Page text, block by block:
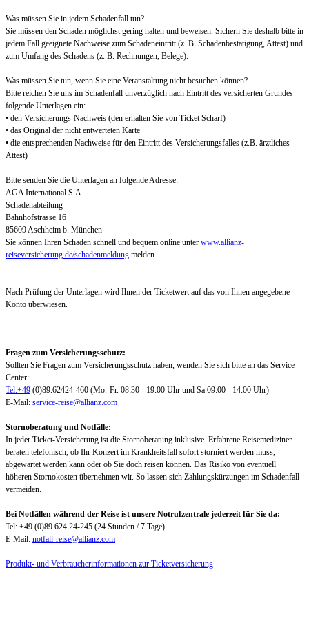
Was müssen Sie in jedem Schadenfall tun?
Sie müssen den Schaden möglichst gering halten und beweisen. Sichern Sie deshalb bitte in
jedem Fall geeignete Nachweise zum Schadeneintritt (z. B. Schadenbestätigung, Attest) und
zum Umfang des Schadens (z. B. Rechnungen, Belege).
Was müssen Sie tun, wenn Sie eine Veranstaltung nicht besuchen können?
Bitte reichen Sie uns im Schadenfall unverzüglich nach Eintritt des versicherten Grundes
folgende Unterlagen ein:
• den Versicherungs-Nachweis (den erhalten Sie von Ticket Scharf)
• das Original der nicht entwerteten Karte
• die entsprechenden Nachweise für den Eintritt des Versicherungsfalles (z.B. ärztliches
Attest)
Bitte senden Sie die Unterlagen an folgende Adresse:
AGA International S.A.
Schadenabteilung
Bahnhofstrasse 16
85609 Aschheim b. München
Sie können Ihren Schaden schnell und bequem online unter www.allianz-
reiseversicherung.de/schadenmeldung melden.
Nach Prüfung der Unterlagen wird Ihnen der Ticketwert auf das von Ihnen angegebene
Konto überwiesen.
Fragen zum Versicherungsschutz:
Sollten Sie Fragen zum Versicherungsschutz haben, wenden Sie sich bitte an das Service
Center:
Tel:+49 (0)89.62424-460 (Mo.-Fr. 08:30 - 19:00 Uhr und Sa 09:00 - 14:00 Uhr)
E-Mail: service-reise@allianz.com
Stornoberatung und Notfälle:
In jeder Ticket-Versicherung ist die Stornoberatung inklusive. Erfahrene Reisemediziner
beraten telefonisch, ob Ihr Konzert im Krankheitsfall sofort storniert werden muss,
abgewartet werden kann oder ob Sie doch reisen können. Das Risiko von eventuell
höheren Stornokosten übernehmen wir. So lassen sich Zahlungskürzungen im Schadenfall
vermeiden.
Bei Notfällen während der Reise ist unsere Notrufzentrale jederzeit für Sie da:
Tel: +49 (0)89 624 24-245 (24 Stunden / 7 Tage)
E-Mail: notfall-reise@allianz.com
Produkt- und Verbraucherinformationen zur Ticketversicherung